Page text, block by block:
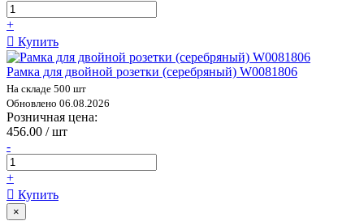
+
Купить
Рамка для двойной розетки (серебряный) W0081806
На складе 500 шт
Обновлено 06.08.2026
Розничная цена:
456.00 / шт
-
+
Купить
×